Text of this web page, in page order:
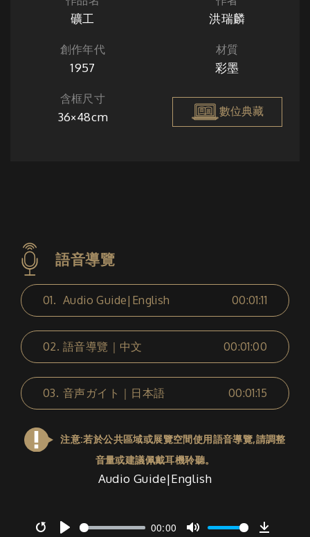
礦工 洪瑞麟
創作年代
1957
材質
彩墨
含框尺寸
36×48cm 數位典藏
語音導覽
01. Audio Guide|English 00:01:11
02. 語音導覽｜中文 00:01:00
03. 音声ガイト｜日本語 00:01:15
注意:若於公共區域或展覽空間使用語音導覽,請調整
音量或建議佩戴耳機聆聽。
Audio Guide|English
00:00